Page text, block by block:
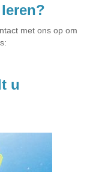
met ons op om
u